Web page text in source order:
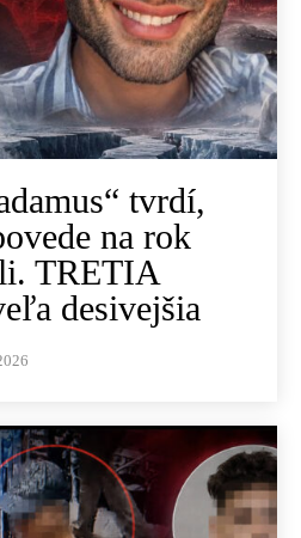
tvrdí,
na rok
TRETIA
desivejšia